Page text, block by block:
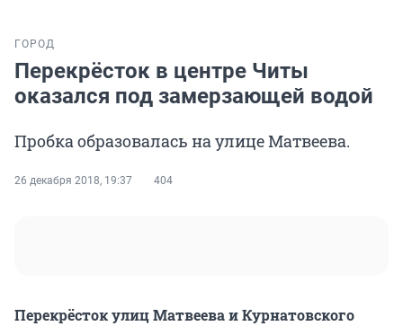
ГОРОД
Перекрёсток в центре Читы
оказался под замерзающей водой
Пробка образовалась на улице Матвеева.
26 декабря 2018, 19:37 404
Перекрёсток улиц Матвеева и Курнатовского